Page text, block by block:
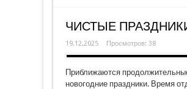
ЧИСТЫЕ
19.12.2025 Просмотров: 38
Приближаются
новогодние праздники. Время